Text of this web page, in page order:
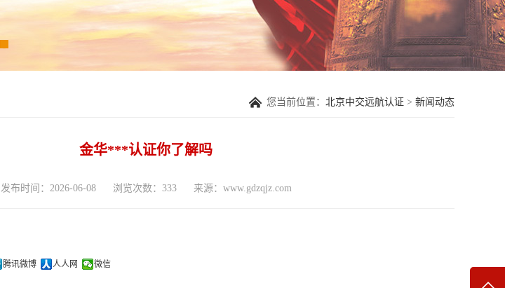
您当前位置： 北京中交远航认证 > 新闻动态
金华***认证你了解吗
发布时间：2026-06-08 浏览次数：333 来源：www.gdzqjz.com
腾讯微博 人人网 微信